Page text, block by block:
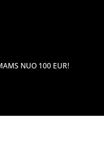
NUO 100 EUR!